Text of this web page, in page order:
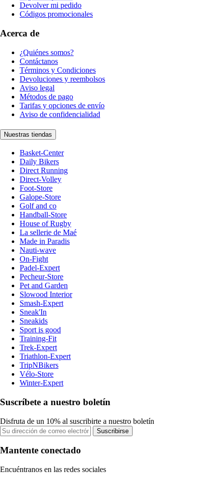
Devolver mi pedido
Códigos promocionales
Acerca de
¿Quiénes somos?
Contáctanos
Términos y Condiciones
Devoluciones y reembolsos
Aviso legal
Métodos de pago
Tarifas y opciones de envío
Aviso de confidencialidad
Nuestras tiendas
Basket-Center
Daily Bikers
Direct Running
Direct-Volley
Foot-Store
Galope-Store
Golf and co
Handball-Store
House of Rugby
La sellerie de Maé
Made in Paradis
Nauti-wave
On-Fight
Padel-Expert
Pecheur-Store
Pet and Garden
Slowood Interior
Smash-Expert
Sneak'In
Sneakids
Sport is good
Training-Fit
Trek-Expert
Triathlon-Expert
TripNBikers
Vélo-Store
Winter-Expert
Suscríbete a nuestro boletín
Disfruta de un 10% al suscribirte a nuestro boletín
Suscribirse
Mantente conectado
Encuéntranos en las redes sociales